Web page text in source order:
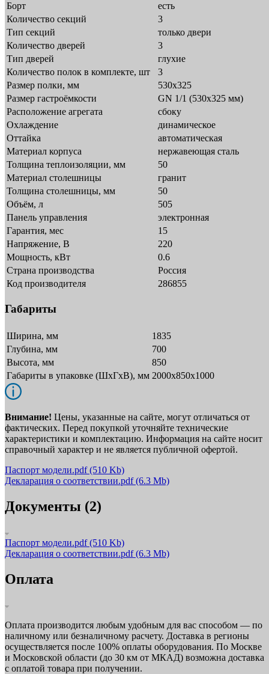
Борт
есть
Количество секций
3
Тип секций
только двери
Количество дверей
3
Тип дверей
глухие
Количество полок в комплекте, шт
3
Размер полки, мм
530x325
Размер гастроёмкости
GN 1/1 (530х325 мм)
Расположение агрегата
сбоку
Охлаждение
динамическое
Оттайка
автоматическая
Материал корпуса
нержавеющая сталь
Толщина теплоизоляции, мм
50
Материал столешницы
гранит
Толщина столешницы, мм
50
Объём, л
505
Панель управления
электронная
Гарантия, мес
15
Напряжение, В
220
Мощность, кВт
0.6
Страна производства
Россия
Код производителя
286855
Габариты
Ширина, мм
1835
Глубина, мм
700
Высота, мм
850
Габариты в упаковке (ШxГxВ), мм 2000х850х1000
Внимание! Цены, указанные на сайте, могут отличаться от
фактических. Перед покупкой уточняйте технические
характеристики и комплектацию. Информация на сайте носит
справочный характер и не является публичной офертой.
Паспорт модели.pdf(510 Kb)
Декларация о соответствии.pdf(6.3 Mb)
Документы (2)
Паспорт модели.pdf(510 Kb)
Декларация о соответствии.pdf(6.3 Mb)
Оплата
Оплата производится любым удобным для вас способом — по
наличному или безналичному расчету. Доставка в регионы
осуществляется после 100% оплаты оборудования. По Москве
и Московской области (до 30 км от МКАД) возможна доставка
с оплатой товара при получении.